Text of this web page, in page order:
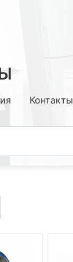
Контакты
Столы.